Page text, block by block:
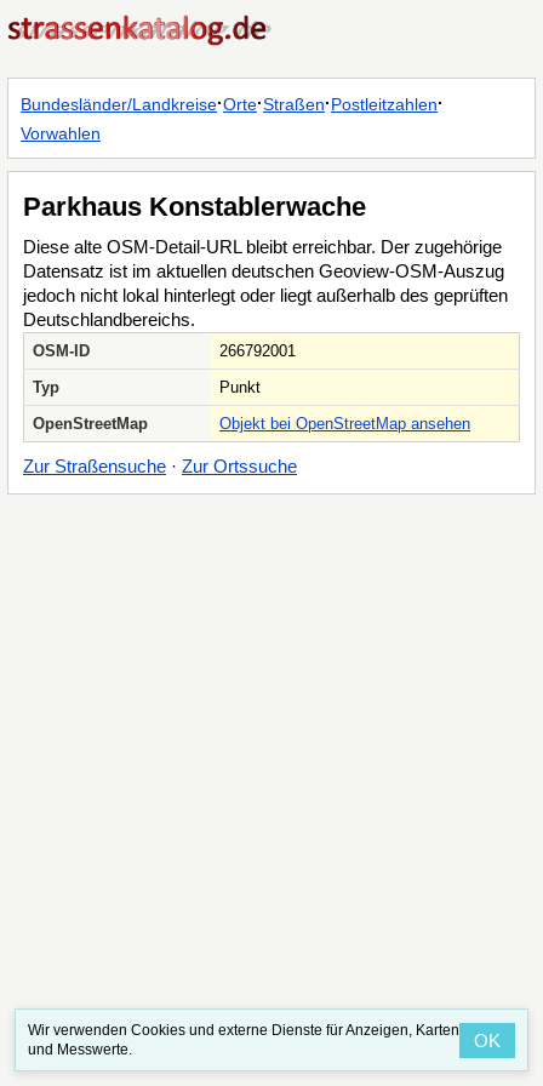
Bundesländer/Landkreise·Orte·Straßen·Postleitzahlen·
Vorwahlen
Parkhaus Konstablerwache
Diese alte OSM-Detail-URL bleibt erreichbar. Der zugehörige
Datensatz ist im aktuellen deutschen Geoview-OSM-Auszug
jedoch nicht lokal hinterlegt oder liegt außerhalb des geprüften
Deutschlandbereichs.
OSM-ID
266792001
Typ
Punkt
OpenStreetMap
Objekt bei OpenStreetMap ansehen
Zur Straßensuche · Zur Ortssuche
Wir verwenden Cookies und externe Dienste für Anzeigen, Karten
und Messwerte.
OK